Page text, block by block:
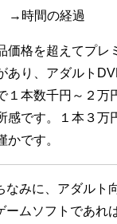
→時間の経過
価格を超えてプレ
あり、アダルト
１本数千円～２万
感です。１本３万
かです。
なみに、アダルト
ームソフトであれ